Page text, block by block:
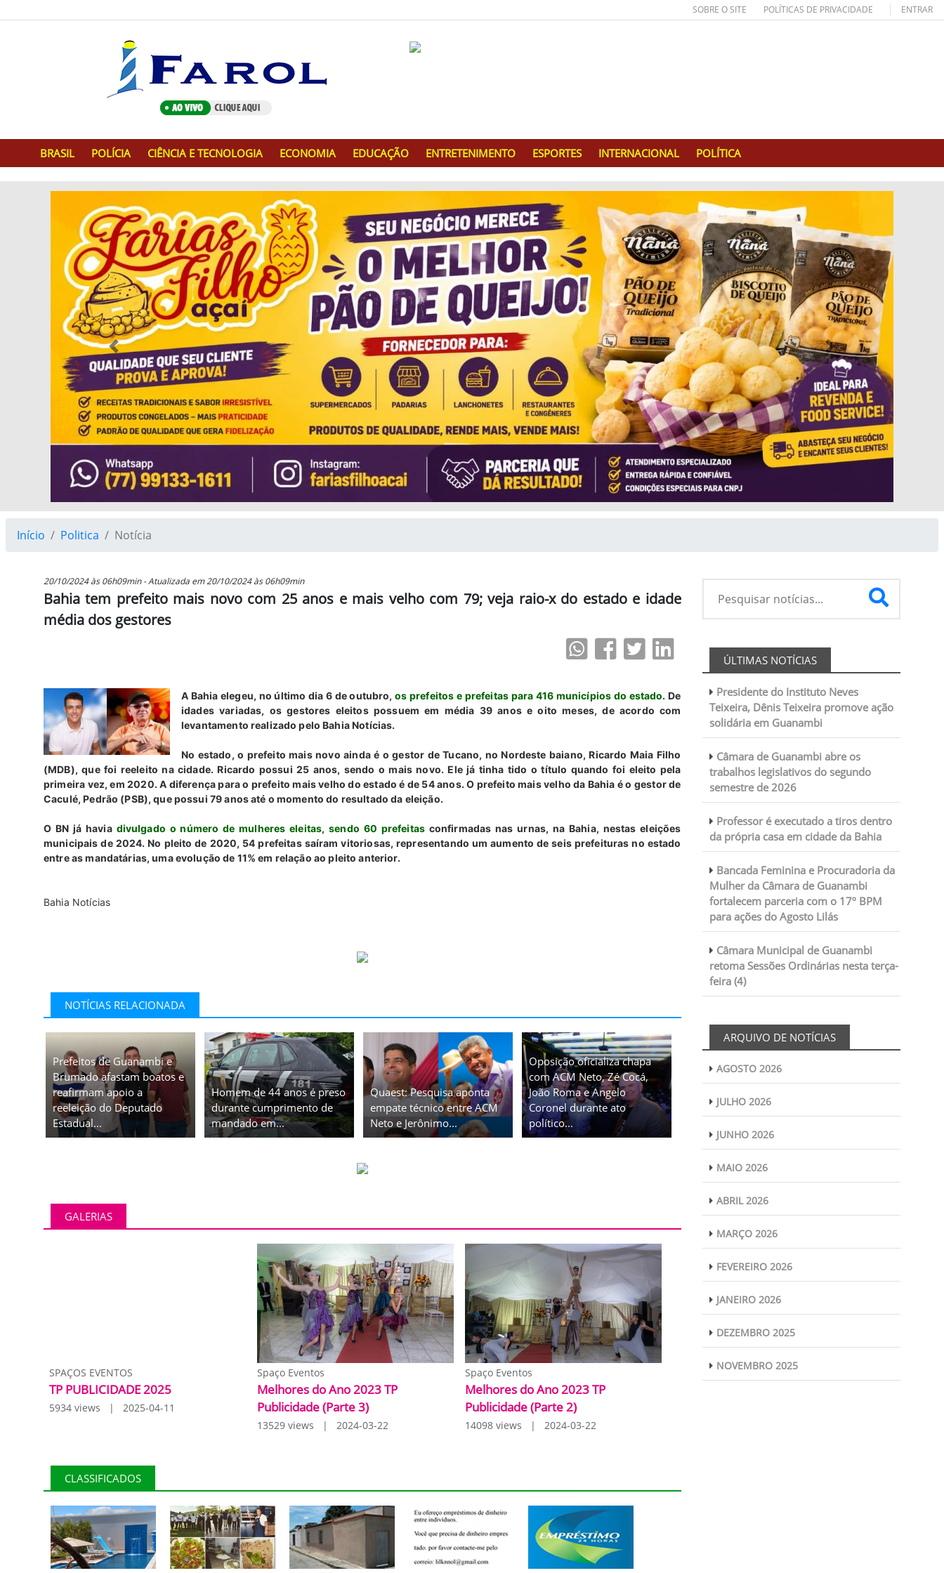
SOBRE O SITE POLÍTICAS DE PRIVACIDADE ENTRAR
BRASIL POLÍCIA CIÊNCIA E TECNOLOGIA ECONOMIA EDUCAÇÃO ENTRETENIMENTO ESPORTES INTERNACIONAL POLÍTICA
Previous Next
Início Politica Notícia
20/10/2024 às 06h09min - Atualizada em 20/10/2024 às 06h09min
Bahia tem prefeito mais novo com 25 anos e mais velho com 79; veja raio-x do estado e idade
média dos gestores
A Bahia elegeu, no último dia 6 de outubro,os prefeitos e prefeitas para 416 municípios do estado. De
idades variadas, os gestores eleitos possuem em média 39 anos e oito meses, de acordo com
levantamento realizado pelo Bahia Notícias.
No estado, o prefeito mais novo ainda é o gestor de Tucano, no Nordeste baiano, Ricardo Maia Filho
(MDB), que foi reeleito na cidade. Ricardo possui 25 anos, sendo o mais novo. Ele já tinha tido o título quando foi eleito pela
primeira vez, em 2020. A diferença para o prefeito mais velho do estado é de 54 anos. O prefeito mais velho da Bahia é o gestor de
Caculé, Pedrão (PSB), que possui 79 anos até o momento do resultado da eleição.
O BN já havia divulgado o número de mulheres eleitas, sendo 60 prefeitas confirmadas nas urnas, na Bahia, nestas eleições
municipais de 2024. No pleito de 2020, 54 prefeitas saíram vitoriosas, representando um aumento de seis prefeituras no estado
entre as mandatárias, uma evolução de 11% em relação ao pleito anterior.
Bahia Notícias
NOTÍCIAS RELACIONADA
Prefeitos de Guanambi e
Brumado afastam boatos e
reafirmam apoio a
reeleição do Deputado
Estadual...
Homem de 44 anos é preso
durante cumprimento de
mandado em...
Quaest: Pesquisa aponta
empate técnico entre ACM
Neto e Jerônimo...
Oposição oficializa chapa
com ACM Neto, Zé Cocá,
João Roma e Angelo
Coronel durante ato
político...
GALERIAS
SPAÇOS EVENTOS
TP PUBLICIDADE 2025
5934 views | 2025-04-11
Spaço Eventos
Melhores do Ano 2023 TP
Publicidade (Parte 3)
13529 views | 2024-03-22
Spaço Eventos
Melhores do Ano 2023 TP
Publicidade (Parte 2)
14098 views | 2024-03-22
CLASSIFICADOS
ÚLTIMAS NOTÍCIAS
Presidente do Instituto Neves
Teixeira, Dênis Teixeira promove ação
solidária em Guanambi
Câmara de Guanambi abre os
trabalhos legislativos do segundo
semestre de 2026
Professor é executado a tiros dentro
da própria casa em cidade da Bahia
Bancada Feminina e Procuradoria da
Mulher da Câmara de Guanambi
fortalecem parceria com o 17º BPM
para ações do Agosto Lilás
Câmara Municipal de Guanambi
retoma Sessões Ordinárias nesta terça-
feira (4)
ARQUIVO DE NOTÍCIAS
AGOSTO 2026
JULHO 2026
JUNHO 2026
MAIO 2026
ABRIL 2026
MARÇO 2026
FEVEREIRO 2026
JANEIRO 2026
DEZEMBRO 2025
NOVEMBRO 2025